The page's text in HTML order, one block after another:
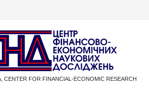
CENTER FOR FINANCIAL-ECONOMIC RESEARCH